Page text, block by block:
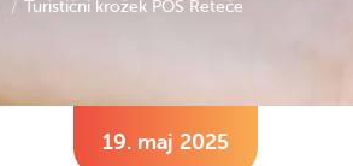
Turistični krožek POŠ Reteče
19. maj 2025